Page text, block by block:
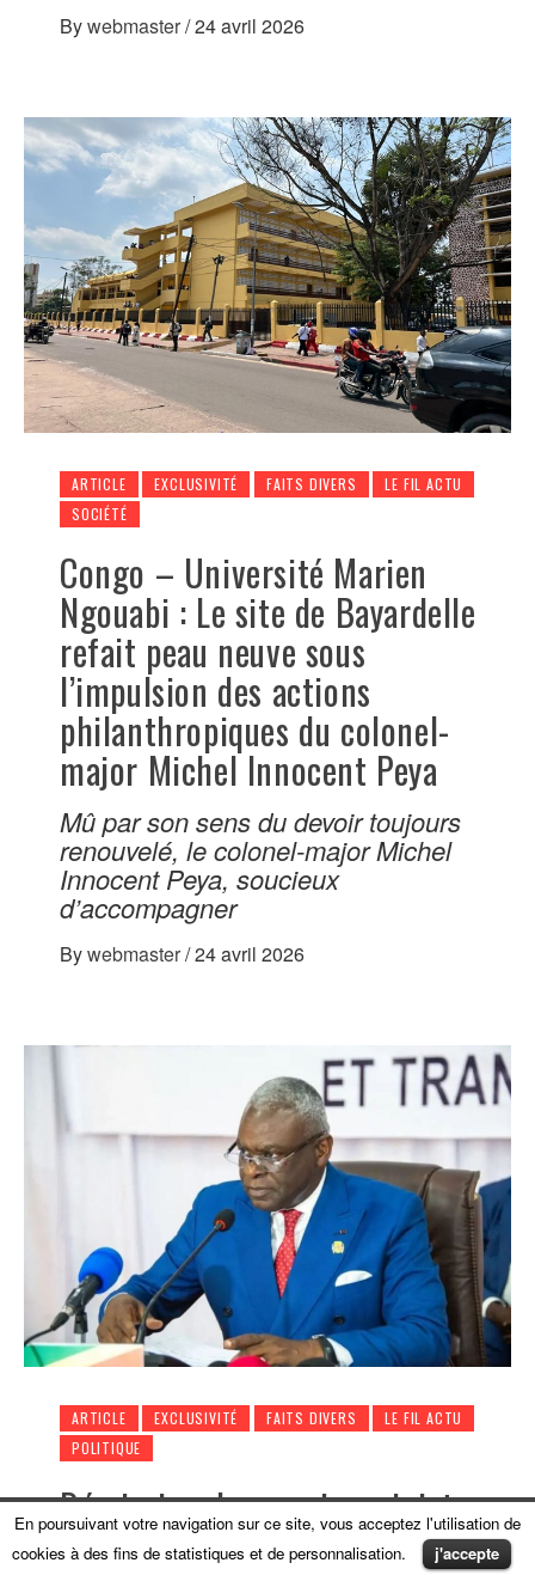
Bywebmaster/24 avril 2026
ARTICLE EXCLUSIVITÉ FAITS DIVERS
LE FIL ACTU
SOCIÉTÉ
Congo – Université Marien
Ngouabi : Le site de Bayardelle
refait peau neuve sous
l’impulsion des actions
philanthropiques du colonel-
major Michel Innocent Peya
Mû par son sens du devoir toujours
renouvelé, le colonel-major Michel
Innocent Peya, soucieux
d’accompagner
Bywebmaster/24 avril 2026
ARTICLE EXCLUSIVITÉ FAITS DIVERS
LE FIL ACTU
POLITIQUE
Démission du premier ministre
Collinet Makosso et de son